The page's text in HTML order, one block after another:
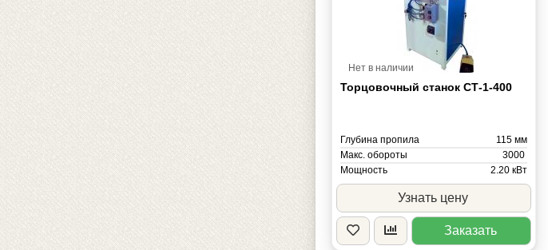
Нет в наличии
Торцовочный станок СТ-1-400
Глубина пропила
115 мм
Макс. обороты
3000
Мощность
2.20 кВт
Масса
310 кг
Узнать цену
Заказать